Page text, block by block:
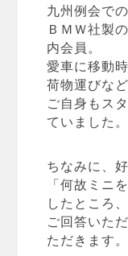
九州例会で
ＢＭＷ社製
内会員。
愛車に移動
荷物運びな
ご自身もス
ていました。
ちなみに、
「何故ミニ
したところ、
ご回答いた
ただきます。